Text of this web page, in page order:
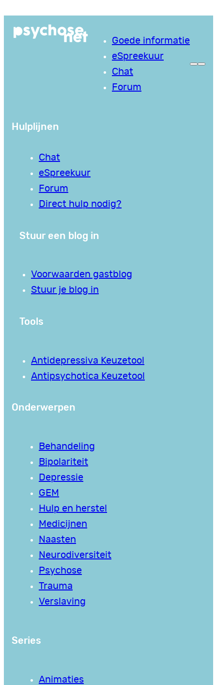
naar
Goede informatie
eSpreekuur
Chat
Forum
Hulplijnen
Chat
eSpreekuur
Forum
Direct hulp nodig?
Stuur een blog in
Voorwaarden gastblog
Stuur je blog in
Tools
Antidepressiva Keuzetool
Antipsychotica Keuzetool
Onderwerpen
Behandeling
Bipolariteit
Depressie
GEM
Hulp en herstel
Medicijnen
Naasten
Neurodiversiteit
Psychose
Trauma
Verslaving
Series
Animaties